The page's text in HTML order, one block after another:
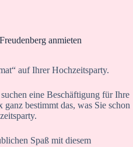
anmieten
auf Ihrer Hochzeitsparty.
eine Beschäftigung für Ihre
bestimmt das, was Sie schon
Spaß mit diesem